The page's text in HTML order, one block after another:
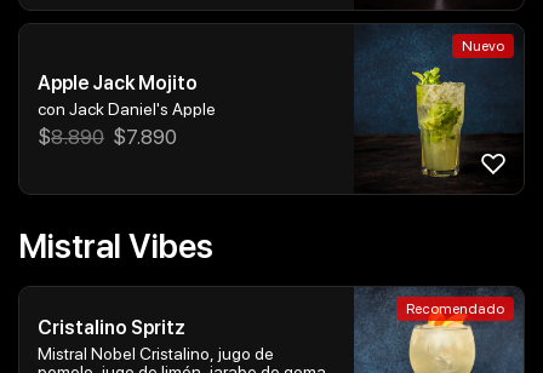
Apple Jack Mojito
con Jack Daniel's Apple
$8.890 $7.890
Nuevo
Mistral Vibes
Cristalino Spritz
Mistral Nobel Cristalino, jugo de
Recomendado